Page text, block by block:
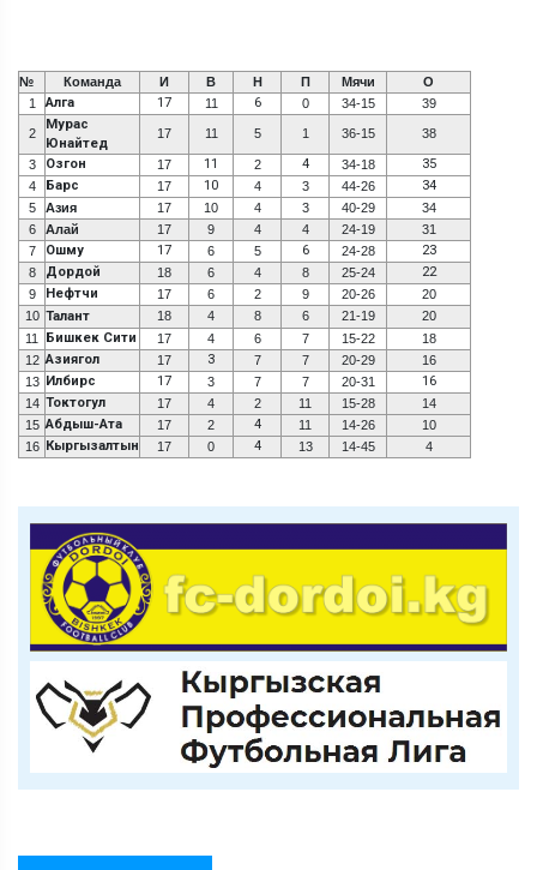
№ Команда И В Н П Мячи
О
1
Алга 17 11 6 0 34-15 39
2
Мурас
Юнайтед
17 11 5 1 36-15 38
3 Озгон 17 11 2 4 34-18 35
4 Барс 17 10 4 3 44-26 34
5 Азия 17 10 4 3 40-29
34
6
Алай 17 9 4 4 24-19
31
7
Ошму 17 6 5 6 24-28 23
8 Дордой 18 6 4 8 25-24 22
9 Нефтчи 17 6 2 9 20-26
20
10 Талант 18 4 8 6 21-19
20
11
Бишкек Сити 17 4 6 7 15-22
18
12 Азиягол 17 3 7 7 20-29
16
13 Илбирс 17 3 7 7 20-31 16
14 Токтогул 17 4 2 11 15-28
14
15 Абдыш-Ата 17 2 4 11 14-26
10
16 Кыргызалтын 17 0 4 13 14-45 4